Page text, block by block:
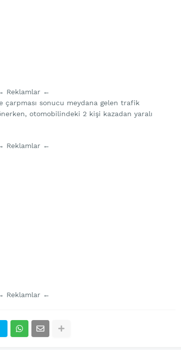
Reklamlar ←
çarpması sonucu meydana gelen trafik
otomobilindeki 2 kişi kazadan yaralı
Reklamlar ←
Reklamlar ←